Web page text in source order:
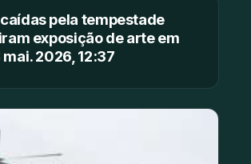
pela tempestade
exposição de arte em
2026, 12:37